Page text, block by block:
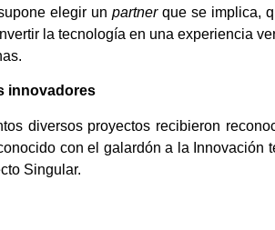
elegir un partnerque se implica,
la tecnología en una experiencia
innovadores
diversos proyectos recibieron
con el galardón a la Innovación
Singular.